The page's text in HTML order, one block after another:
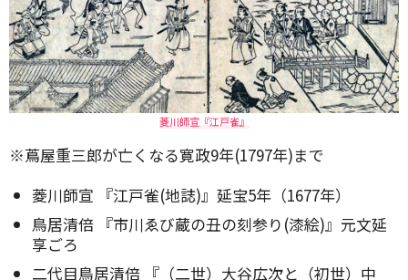
菱川師宣『江戸雀』
※蔦屋重三郎が亡くなる寛政9年(1797年)まで
菱川師宣 『江戸雀(地誌)』延宝5年（1677年）
鳥居清倍 『市川ゑび蔵の丑の刻参り(漆絵)』元文延
享ごろ
二代目鳥居清倍 『（二世）大谷広次と（初世）中